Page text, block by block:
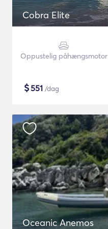
Cobra Elite
Oppustelig påhængsmotor
$551 /dag
Oceanic Anemos